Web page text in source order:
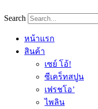
to
Search
หน้าแรก
สินค้า
เซย์ โอ้!
ซีเคร็ทสปูน
เฟรชโอ’
ไพลิน